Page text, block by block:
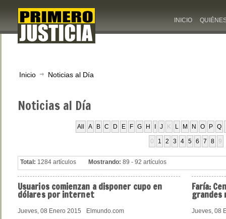
INICIO
Inicio Noticias al Día
Noticiasal Día
All A B C D E F G H J K L M N O P Q
0 1 2 3 4 5 6 7 8 9
Total: 1284 artículos Mostrando: 89 - 92 artículos
Usuarioscomienzan a disponer cupo en
dólares por internet
Jueves, 08 Enero 2015
Elmundo.com
Faría:
grandes
Jueves, 08